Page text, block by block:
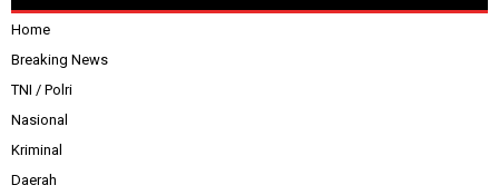
Home
Breaking News
TNI / Polri
Nasional
Kriminal
Daerah